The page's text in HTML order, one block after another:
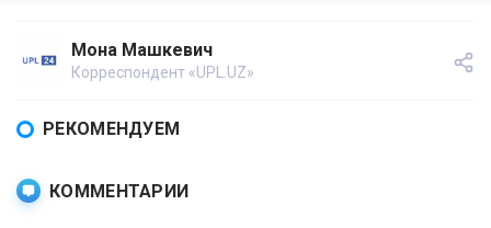
Мона Машкевич
Корреспондент «UPL.UZ»
РЕКОМЕНДУЕМ
КОММЕНТАРИИ